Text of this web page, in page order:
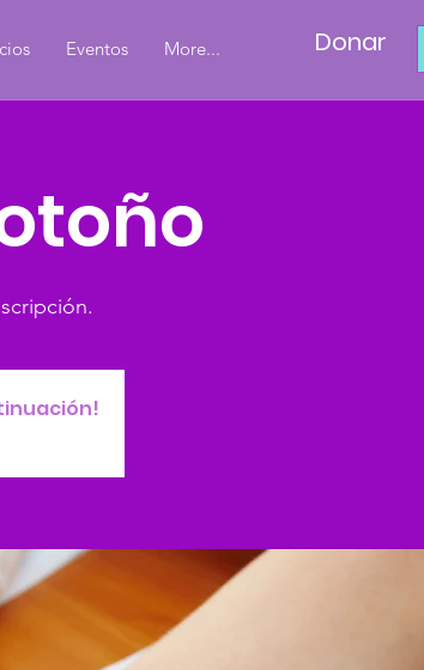
Eventos More... Donar